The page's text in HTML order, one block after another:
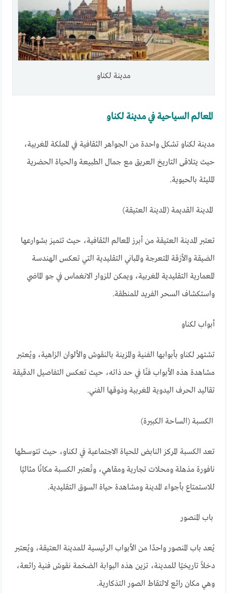
مدينة لكناو
المعالم السياحية في مدينة لكناو
مدينة لكناو تشكل واحدة من الجواهر الثقافية في المملكة المغربية،
حيث يتلاقى التاريخ العريق مع جمال الطبيعة والحياة الحضرية
المليئة بالحيوية.
المدينة القديمة (المدينة العتيقة)
تعتبر المدينة العتيقة من أبرز المعالم الثقافية، حيث تتميز بشوارعها
الضيقة والأزقة المتعرجة والمباني التقليدية التي تعكس الهندسة
المعمارية التقليدية المغربية، ويمكن للزوار الانغماس في جو الماضي
واستكشاف السحر الفريد للمنطقة.
أبواب لكناو
تشتهر لكناو بأبوابها الفنية والمزينة بالنقوش والألوان الزاهية، ويُعتبر
مشاهدة هذه الأبواب فنًا في حد ذاته، حيث تعكس التفاصيل الدقيقة
تقاليد الحرف اليدوية المغربية وذوقها الفني.
الكسبة (الساحة الكبيرة)
تعد الكسبة المركز النابض للحياة الاجتماعية في لكناو، حيث تتوسطها
نافورة مذهلة ومحلات تجارية ومقاهي، وتُعتبر الكسبة مكانًا مثاليًا
للاستمتاع بأجواء المدينة ومشاهدة حياة السوق التقليدية.
باب المنصور
يُعد باب المنصور واحدًا من الأبواب الرئيسية للمدينة العتيقة، ويُعتبر
دخلاً تاريخيًا للمدينة، تزين هذه البوابة الضخمة نقوش فنية رائعة،
وهي مكان رائع لالتقاط الصور التذكارية.